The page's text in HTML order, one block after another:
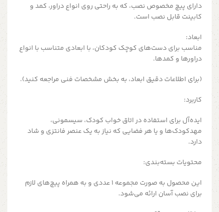
دارای پیچ مخصوص نصب، که به راحتی روی انواع دراور، کمد و
کابینت قابل نصب است.
ابعاد:
مناسب برای دست‌های کوچک کودکان، با ابعادی متناسب با انواع
دراورها و کمدها.
(برای اطلاعات دقیق ابعاد، به بخش مشخصات فنی مراجعه کنید).
کاربرد:
ایده‌آل برای استفاده در اتاق خواب کودک، سیسمونی،
مهدکودک‌ها و یا هر فضایی که نیاز به یک عنصر فانتزی و شاد
دارد.
محتویات بسته‌بندی:
این محصول به صورت مجموعه 1 عددی و به همراه پیچ‌های لازم
برای نصب آسان ارائه می‌شود.